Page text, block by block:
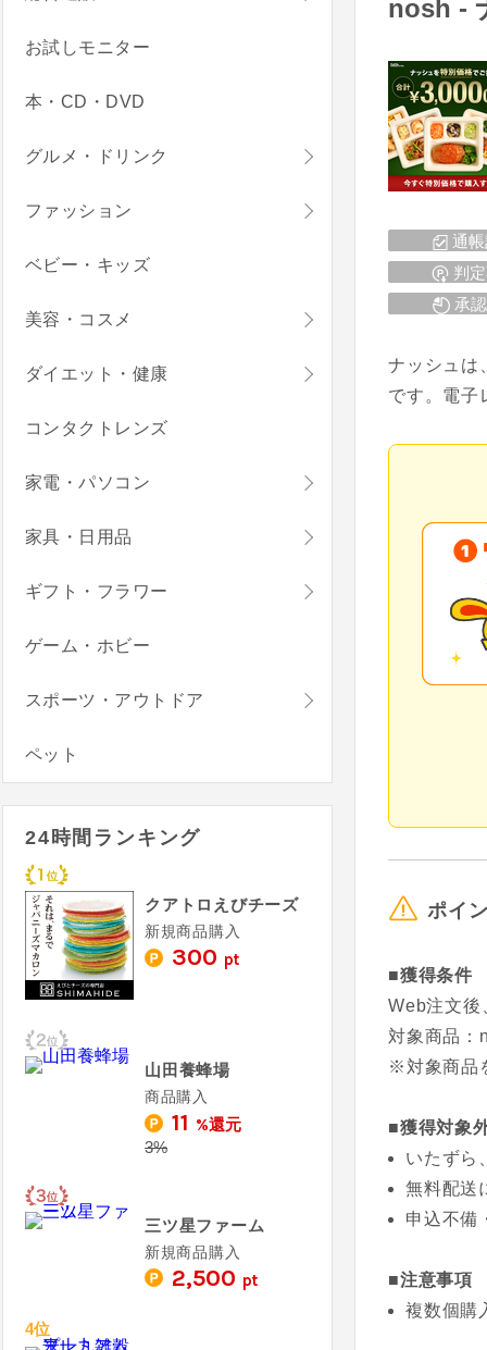
nosh -
通
判
承
ナッシュは
です。電子
ポイ
■獲得条件
Web注文後
対象商品：
※対象商品
■獲得対象
いたずら
無料配送
申込不備
■注意事項
複数個購
お試しモニター
本・CD・DVD
グルメ・ドリンク
ファッション
ベビー・キッズ
美容・コスメ
ダイエット・健康
コンタクトレンズ
家電・パソコン
家具・日用品
ギフト・フラワー
ゲーム・ホビー
スポーツ・アウトドア
ペット
24時間ランキング
クアトロえびチーズ
新規商品購入
300 pt
山田養蜂場
商品購入
11 %還元
3%
三ツ星ファーム
新規商品購入
2,500 pt
4位